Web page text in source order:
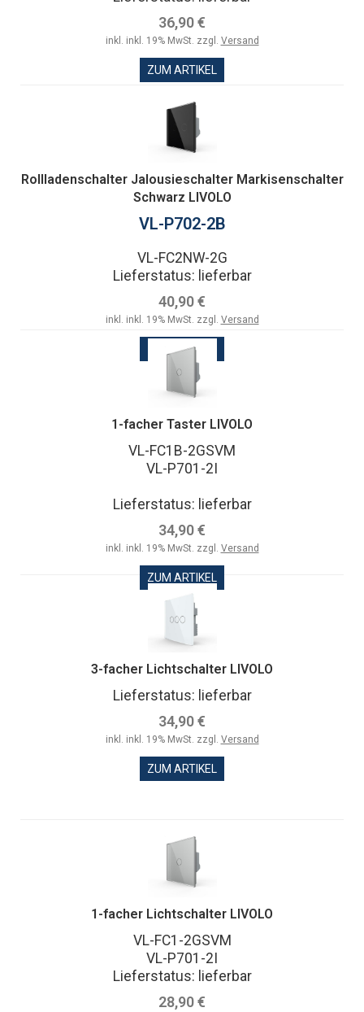
36,90 €
inkl. inkl. 19% MwSt. zzgl. Versand
ZUM ARTIKEL
Rollladenschalter Jalousieschalter Markisenschalter
Schwarz LIVOLO
VL-P702-2B
VL-FC2NW-2G
Lieferstatus: lieferbar
40,90 €
inkl. inkl. 19% MwSt. zzgl. Versand
ZUM ARTIKEL
1-facher Taster LIVOLO
VL-FC1B-2GSVM
VL-P701-2I
Lieferstatus: lieferbar
34,90 €
inkl. inkl. 19% MwSt. zzgl. Versand
ZUM ARTIKEL
3-facher Lichtschalter LIVOLO
Lieferstatus: lieferbar
34,90 €
inkl. inkl. 19% MwSt. zzgl. Versand
ZUM ARTIKEL
1-facher Lichtschalter LIVOLO
VL-FC1-2GSVM
VL-P701-2I
Lieferstatus: lieferbar
28,90 €